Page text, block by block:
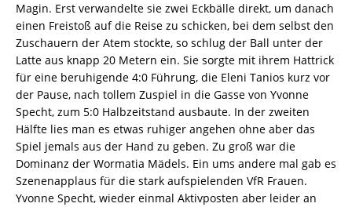
Magin. Erst verwandelte sie zwei Eckbälle direkt, um danach
einen Freistoß auf die Reise zu schicken, bei dem selbst den
Zuschauern der Atem stockte, so schlug der Ball unter der
Latte aus knapp 20 Metern ein. Sie sorgte mit ihrem Hattrick
für eine beruhigende 4:0 Führung, die Eleni Tanios kurz vor
der Pause, nach tollem Zuspiel in die Gasse von Yvonne
Specht, zum 5:0 Halbzeitstand ausbaute. In der zweiten
Hälfte lies man es etwas ruhiger angehen ohne aber das
Spiel jemals aus der Hand zu geben. Zu groß war die
Dominanz der Wormatia Mädels. Ein ums andere mal gab es
Szenenapplaus für die stark aufspielenden VfR Frauen.
Yvonne Specht, wieder einmal Aktivposten aber leider an